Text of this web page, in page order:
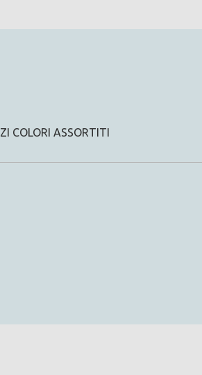
COLORI ASSORTITI